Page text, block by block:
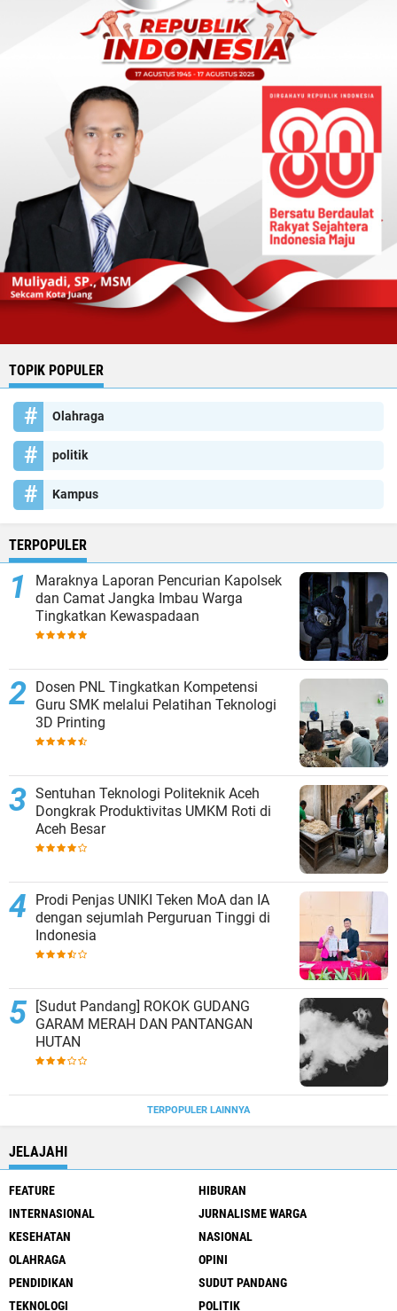
TOPIK POPULER
Olahraga
politik
Kampus
TERPOPULER
Maraknya Laporan Pencurian Kapolsek
dan Camat Jangka Imbau Warga
Tingkatkan Kewaspadaan
Dosen PNL Tingkatkan Kompetensi
Guru SMK melalui Pelatihan Teknologi
3D Printing
Sentuhan Teknologi Politeknik Aceh
Dongkrak Produktivitas UMKM Roti di
Aceh Besar
Prodi Penjas UNIKI Teken MoA dan IA
dengan sejumlah Perguruan Tinggi di
Indonesia
[Sudut Pandang] ROKOK GUDANG
GARAM MERAH DAN PANTANGAN
HUTAN
TERPOPULER LAINNYA
JELAJAHI
FEATURE
HIBURAN
INTERNASIONAL
JURNALISME WARGA
KESEHATAN
NASIONAL
OLAHRAGA
OPINI
PENDIDIKAN
SUDUT PANDANG
TEKNOLOGI
POLITIK